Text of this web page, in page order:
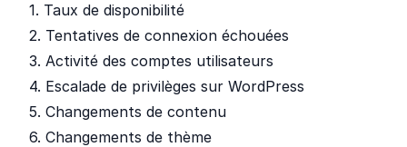
1. Taux de disponibilité
2. Tentatives de connexion échouées
3. Activité des comptes utilisateurs
4. Escalade de privilèges sur WordPress
5. Changements de contenu
6. Changements de thème